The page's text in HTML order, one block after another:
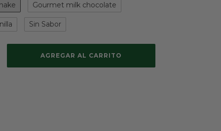
Gourmet milk chocolate
Sin Sabor